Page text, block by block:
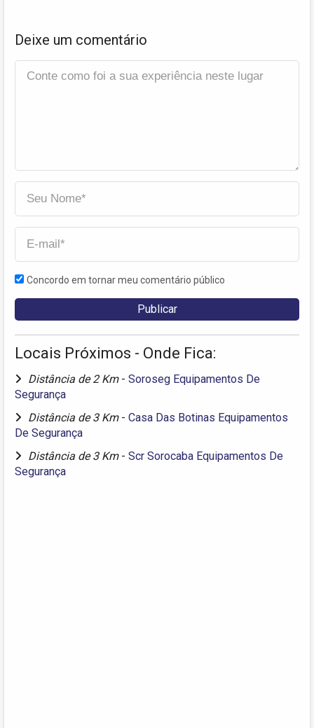
Deixe um comentário
Concordo em tornar meu comentário público
Locais Próximos - Onde Fica:
Distância de 2 Km - Soroseg Equipamentos De
Segurança
Distância de 3 Km - Casa Das Botinas Equipamentos
De Segurança
Distância de 3 Km - Scr Sorocaba Equipamentos De
Segurança